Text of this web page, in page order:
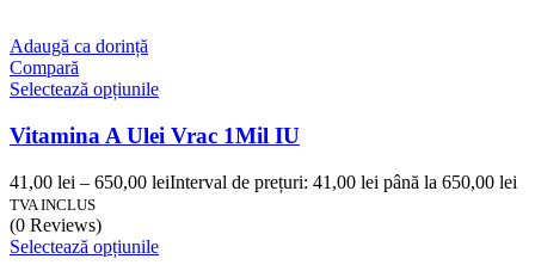
Adaugă ca dorință
Compară
Selectează opțiunile
Vitamina A Ulei Vrac 1Mil IU
41,00 lei – 650,00 leiInterval de prețuri: 41,00 lei până la 650,00 lei
TVA INCLUS
(0 Reviews)
Selectează opțiunile